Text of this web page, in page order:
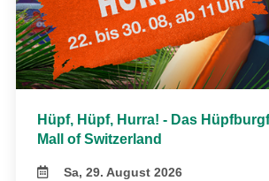
Hüpf, Hüpf, Hurra! - Das
Mall of Switzerland
Sa, 29. August 2026